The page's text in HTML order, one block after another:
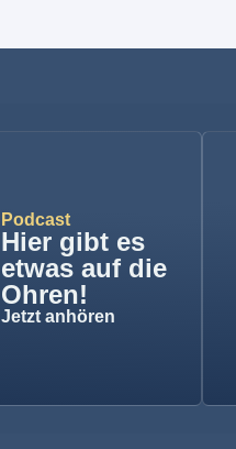
Podcast
Hier gibt es
etwas auf die
Ohren!
Jetzt anhören